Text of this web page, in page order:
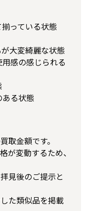
っている状態
大変綺麗な状態
感の感じられる
る状態
取金額です。
が変動するため、
見後のご提示と
た類似品を掲載